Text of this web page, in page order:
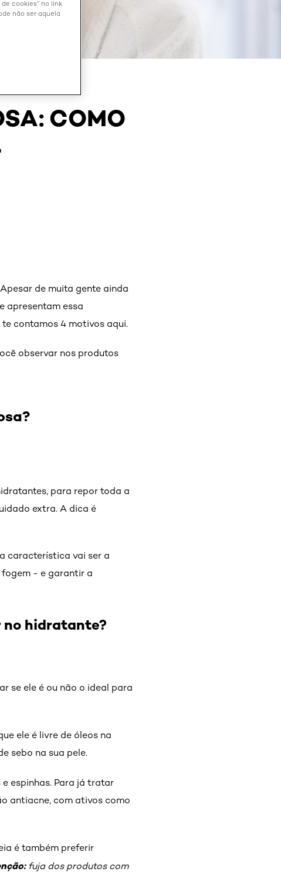
COMO
de muita gente ainda
apresentam essa
contamos 4 motivos aqui.
observar nos produtos
para repor toda a
extra. A dica é
característica vai ser a
fogem - e garantir a
no hidratante?
se ele é ou não o ideal para
ele é livre de óleos na
sebo na sua pele.
espinhas. Para já tratar
antiacne, com ativos como
é também preferir
fuja dos produtos com
cookies” no link
não ser aquela